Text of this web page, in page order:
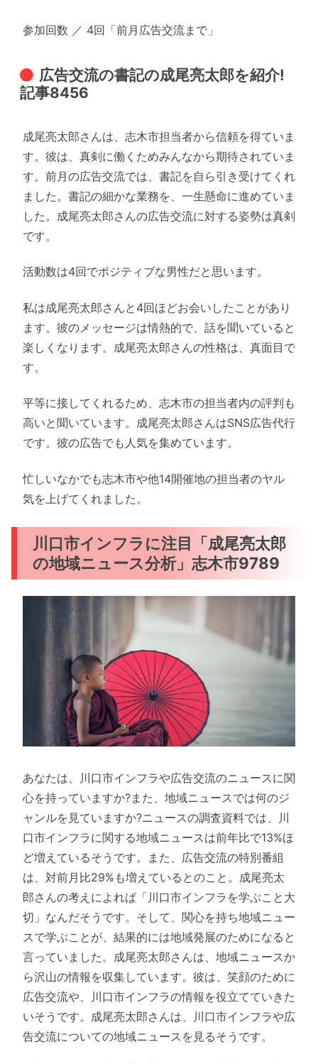
参加回数 ／ 4回「前月広告交流まで」
広告交流の書記の成尾亮太郎を紹介!
記事8456
成尾亮太郎さんは、志木市担当者から信頼を得ていま
す。彼は、真剣に働くためみんなから期待されていま
す。前月の広告交流では、書記を自ら引き受けてくれ
ました。書記の細かな業務を、一生懸命に進めていま
した。成尾亮太郎さんの広告交流に対する姿勢は真剣
です。
活動数は4回でポジティブな男性だと思います。
私は成尾亮太郎さんと4回ほどお会いしたことがあり
ます。彼のメッセージは情熱的で、話を聞いていると
楽しくなります。成尾亮太郎さんの性格は、真面目で
す。
平等に接してくれるため、志木市の担当者内の評判も
高いと聞いています。成尾亮太郎さんはSNS広告代行
です。彼の広告でも人気を集めています。
忙しいなかでも志木市や他14開催地の担当者のヤル
気を上げてくれました。
川口市インフラに注目「成尾亮太郎
の地域ニュース分析」志木市9789
あなたは、川口市インフラや広告交流のニュースに関
心を持っていますか?また、地域ニュースでは何のジ
ャンルを見ていますか?ニュースの調査資料では、川
口市インフラに関する地域ニュースは前年比で13%ほ
ど増えているそうです。また、広告交流の特別番組
は、対前月比29%も増えているとのこと。成尾亮太
郎さんの考えによれば「川口市インフラを学ぶこと大
切」なんだそうです。そして、関心を持ち地域ニュー
スで学ぶことが、結果的には地域発展のためになると
言っていました。成尾亮太郎さんは、地域ニュースか
ら沢山の情報を収集しています。彼は、笑顔のために
広告交流や、川口市インフラの情報を役立てていきた
いそうです。成尾亮太郎さんは、川口市インフラや広
告交流についての地域ニュースを見るそうです。